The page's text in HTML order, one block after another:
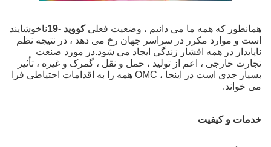
همانطور که همه ما می دانیم ، وضعیت فعلیکووید -19
ناخوشایند
است و موارد مکرر در سراسر جهان رخ می دهد ، در نتیجه نظم
ناپایدار در همه اقشار زندگی ایجاد می شود.در مورد صنعت
تجارت خارجی ، اعم از تولید ، حمل و نقل ، گمرک و غیره ، تأثیر
بسیار جدی است در اینجا ، OMC همه را به اقدامات احتیاطی فرا
می خواند.
خدمات و کیفیت